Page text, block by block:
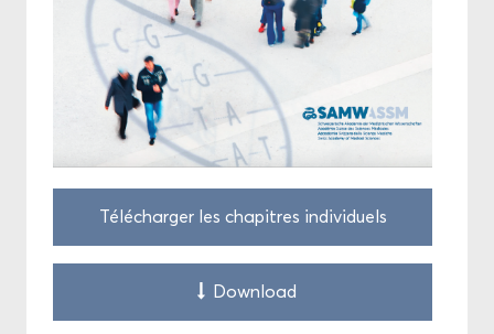
Té­lé­char­ger les cha­pitres in­di­vi­duels
Down­load